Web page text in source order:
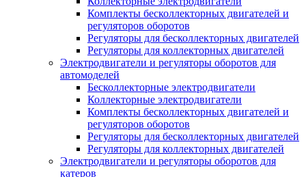
Комплекты бесколлекторных двигателей и
регуляторов оборотов
Регуляторы для бесколлекторных двигателей
Регуляторы для коллекторных двигателей
Электродвигатели и регуляторы оборотов для
автомоделей
Бесколлекторные электродвигатели
Коллекторные электродвигатели
Комплекты бесколлекторных двигателей и
регуляторов оборотов
Регуляторы для бесколлекторных двигателей
Регуляторы для коллекторных двигателей
Электродвигатели и регуляторы оборотов для
катеров